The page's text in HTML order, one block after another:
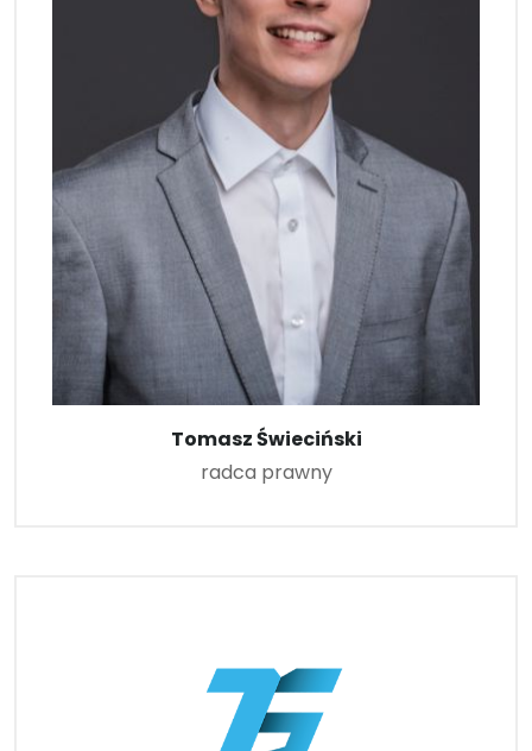
Tomasz Świeciński
radca prawny